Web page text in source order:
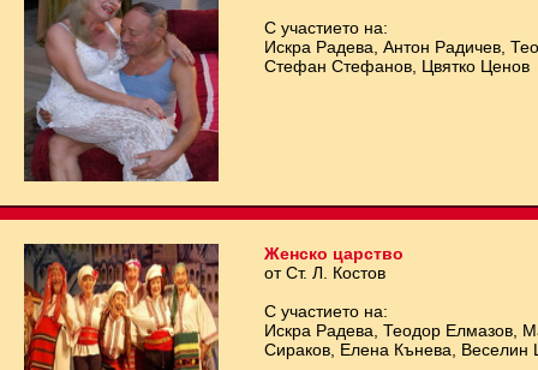
С участието на:
Искра Радева, Антон Радичев,
Стефан Стефанов, Цвятко Ценов
Женско царство
от Ст. Л. Костов
С участието на:
Искра Радева, Теодор Елмазов,
Сираков, Елена Кънева, Веселин